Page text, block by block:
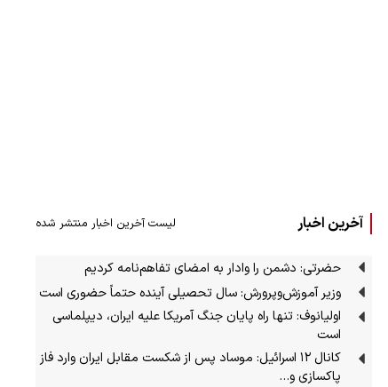
آخرین اخبار لیست آخرین اخبار منتشر شده
حضرتی: دشمن را وادار به امضای تفاهم‌نامه کردیم
وزیر آموزش‌وپرورش: سال تحصیلی آینده حتماً حضوری است
اولیانوف: تنها راه پایان جنگ آمریکا علیه ایران، دیپلماسی
است
کانال ۱۲ اسرائیل: موساد پس از شکست مقابل ایران وارد فاز
پاکسازی و…